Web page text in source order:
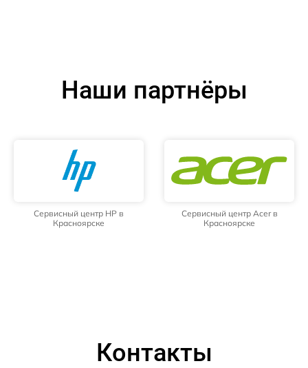
Наши партнёры
Сервисный центр HP в
Красноярске
Сервисный центр Acer в
Красноярске
Контакты